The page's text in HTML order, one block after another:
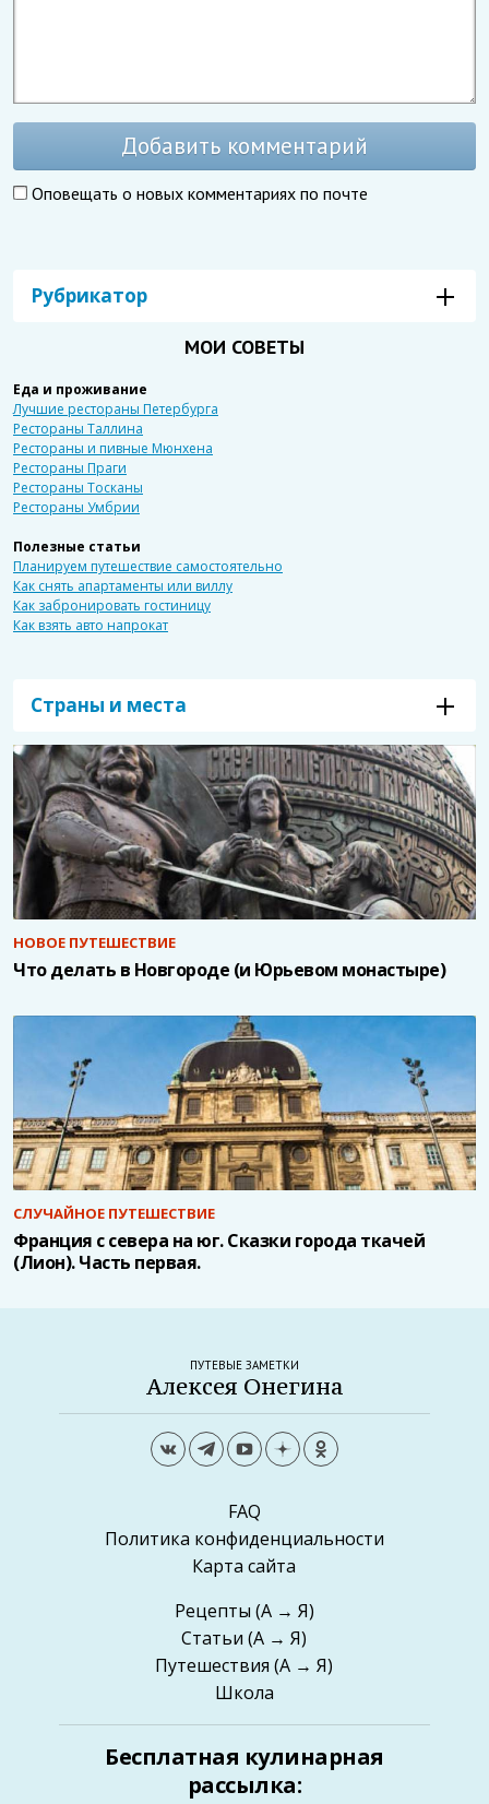
Добавить комментарий
Оповещать о новых комментариях по почте
Рубрикатор
МОИ СОВЕТЫ
Еда и проживание
Лучшие рестораны Петербурга
Рестораны Таллина
Рестораны и пивные Мюнхена
Рестораны Праги
Рестораны Тосканы
Рестораны Умбрии
Полезные статьи
Планируем путешествие самостоятельно
Как снять апартаменты или виллу
Как забронировать гостиницу
Как взять авто напрокат
Страны и места
НОВОЕ ПУТЕШЕСТВИЕ
Что делать в Новгороде (и Юрьевом монастыре)
СЛУЧАЙНОЕ ПУТЕШЕСТВИЕ
Франция с севера на юг. Сказки города ткачей
(Лион). Часть первая.
ПУТЕВЫЕ ЗАМЕТКИ
Алексея Онегина
FAQ
Политика конфиденциальности
Карта сайта
Рецепты (А → Я)
Статьи (А → Я)
Путешествия (А → Я)
Школа
Бесплатная кулинарная
рассылка: